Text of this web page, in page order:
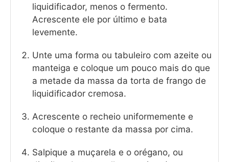
liquidificador, menos o fermento.
Acrescente ele por último e bata
levemente.
Unte uma forma ou tabuleiro com azeite ou
manteiga e coloque um pouco mais do que
a metade da massa da torta de frango de
liquidificador cremosa.
Acrescente o recheio uniformemente e
coloque o restante da massa por cima.
Salpique a muçarela e o orégano, ou